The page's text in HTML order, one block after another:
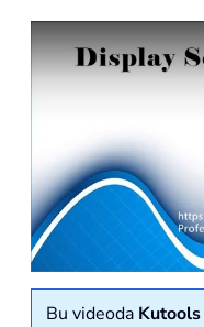
Bu videoda Kutools